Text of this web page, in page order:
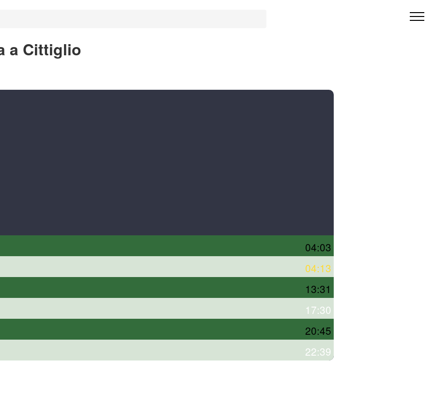
a Cittiglio
04:03
04:13
13:31
17:30
20:45
22:39